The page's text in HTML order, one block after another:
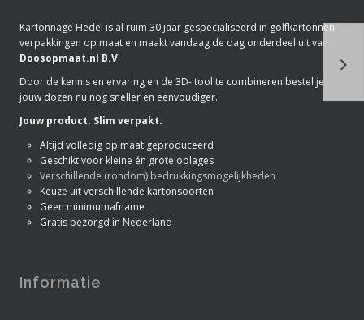
Kartonnage Hedel is al ruim 30 jaar gespecialiseerd in golfkartonnen
verpakkingen op maat en maakt vandaag de dag onderdeel uit van
Doosopmaat.nl B.V.
Door de kennis en ervaring en de 3D- tool te combineren bestel je
jouw dozen nu nog sneller en eenvoudiger.
Jouw product. Slim verpakt.
Altijd volledig op maat geproduceerd
Geschikt voor kleine én grote oplages
Verschillende (rondom) bedrukkingsmogelijkheden
Keuze uit verschillende kartonsoorten
Geen minimumafname
Gratis bezorgd in Nederland
Informatie
De